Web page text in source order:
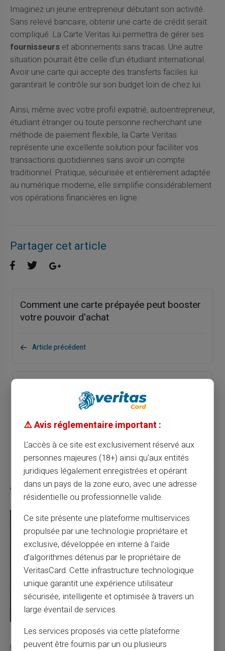
Imaginez un jeune entrepreneur débutant son activité.
Sans relevé bancaire, obtenir une carte de crédit serait
compliqué. La Carte Veritas lui permettra de gérer ses
fournisseurset abonnements sans tracas. Une autre
situation pourrait être celle d'un étudiant international.
Avoir une carte qui accepte des transferts faciles lui
garantirait le contrôle sur son budget loin de chez lui.
Ainsi, même avec votre profil expatrié, autoentrepreneur,
étudiant étranger ou toute personne recherchant une
méthode de paiement flexible, la Carte Veritas
représente une excellente solution pour faciliter vos
transactions quotidiennes sans avoir un compte
traditionnel. Pratique, sécurisée et entièrement adaptée
au numérique moderne, elle simplifie considérablement
vos opérations financières en ligne.
Partager cet article
Comment une carte prépayée peut booster
votre pouvoir d'achat
Article précédent
Comment la carte prépayée simplifie-t-elle
la gestion de votre budget ?
Article suivant
Articles similaires
03/08/2026 Veritas Carte prépayée
⚠️ Avis réglementaire important :
L'accès à ce site est exclusivement réservé aux
personnes majeures (18+) ainsi qu'aux entités
juridiques légalement enregistrées et opérant
dans un pays de la zone euro, avec une adresse
résidentielle ou professionnelle valide.
Ce site présente une plateforme multiservices
propulsée par une technologie propriétaire et
exclusive, développée en interne à l’aide
d’algorithmes détenus par le propriétaire de
VeritasCard. Cette infrastructure technologique
unique garantit une expérience utilisateur
sécurisée, intelligente et optimisée à travers un
large éventail de services.
Les services proposés via cette plateforme
peuvent être fournis par un ou plusieurs